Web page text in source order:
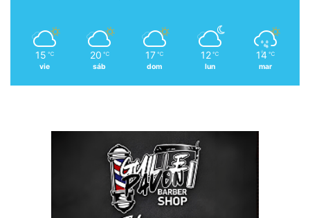
15 ℃
vie
20 ℃
sáb
17 ℃
dom
12 ℃
lun
14 ℃
mar